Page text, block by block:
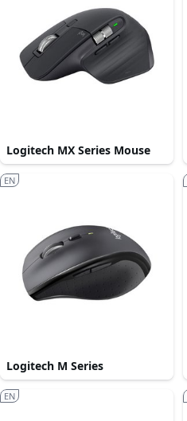
Logitech MX Series Mouse
Logitech M Series
EN
EN